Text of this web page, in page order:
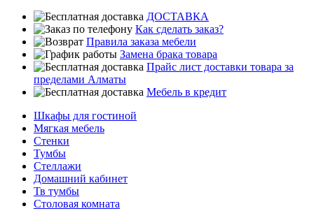
ДОСТАВКА
Как сделать заказ?
Правила заказа мебели
Замена брака товара
Прайс лист доставки товара за
пределами Алматы
Мебель в кредит
Шкафы для гостиной
Мягкая мебель
Стенки
Тумбы
Стеллажи
Домашний кабинет
Тв тумбы
Столовая комната